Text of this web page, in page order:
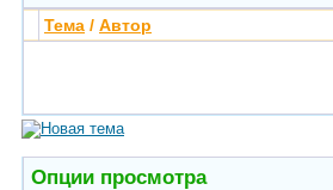
Тема / Автор
Опции просмотра